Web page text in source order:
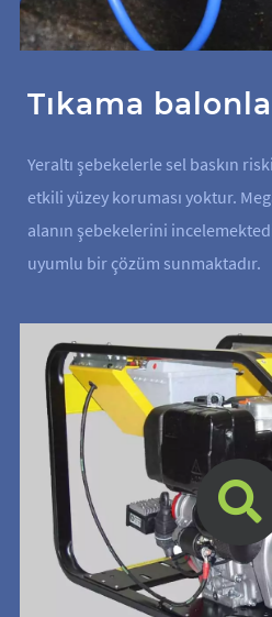
Tıkama
Yeraltı şebekelerle sel baskın
etkili yüzey koruması yoktur.
alanın şebekelerini
uyumlu bir çözüm sunmaktadır.